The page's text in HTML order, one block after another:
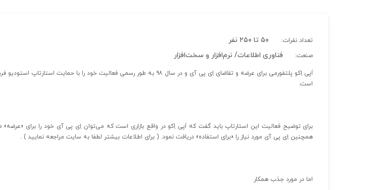
تعداد نفرات: ۵۰ تا ۲۵۰ نفر
صنعت: فناوری اطلاعات/ نرم‌افزار و سخت‌افزار
اَپی اِکو پلتفورمی برای عرضه و تقاضای اِی پی آی و در سال ۹۸ به طور رسمی فعالیت خود را با حمایت استارتاپ
است.
برای توضیح فعالیت این استارتاپ باید گفت که اَپی اِکو در واقع بازاری است که می‌توان اِی پی آی خود را برای «عرضه»
همچنین اِی پی آی مورد نیاز را «برای استفاده» دریافت نمود. ( برای اطلاعات بیشتر لطفا به سایت مراجعه نمایید ) .
اما در مورد جذب همکار